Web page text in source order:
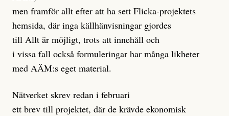
men framför allt efter att ha sett Flicka-projektets
hemsida, där inga källhänvisningar gjordes
till Allt är möjligt, trots att innehåll och
i vissa fall också formuleringar har många likheter
med AÄM:s eget material.
Nätverket skrev redan i februari
ett brev till projektet, där de krävde ekonomisk